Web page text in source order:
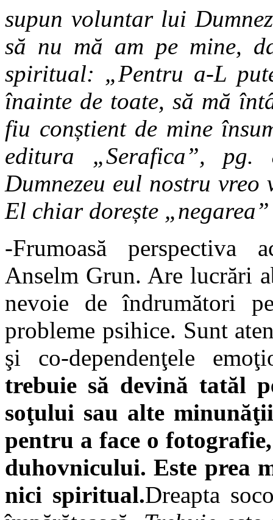
supun voluntar lui
să nu mă am pe mine,
spiritual: „Pentru a-L
înainte de toate, să mă
fiu conștient de mine
editura „Serafica”,
Dumnezeu eul nostru vreo
El chiar dorește
-Frumoasă perspectiva
Anselm Grun. Are lucrări
nevoie de îndrumători
probleme psihice. Sunt
şi co-dependenţele
trebuie să devină tatăl
soţului sau alte
pentru a face o
duhovnicului. Este prea
nici spiritual.Dreapta